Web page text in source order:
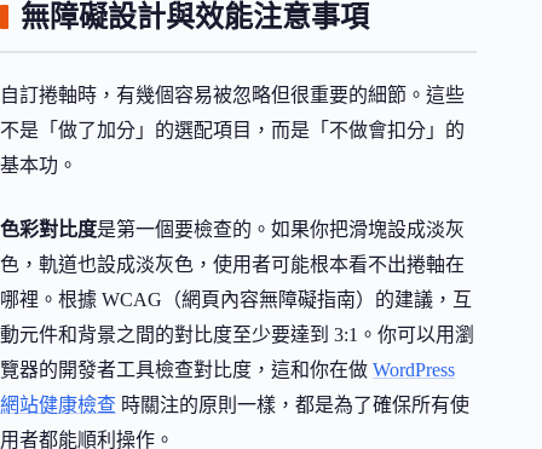
無障礙設計與效能注意事項
自訂捲軸時，有幾個容易被忽略但很重要的細節。這些
不是「做了加分」的選配項目，而是「不做會扣分」的
基本功。
色彩對比度是第一個要檢查的。如果你把滑塊設成淡灰
色，軌道也設成淡灰色，使用者可能根本看不出捲軸在
哪裡。根據 WCAG（網頁內容無障礙指南）的建議，互
動元件和背景之間的對比度至少要達到 3:1。你可以用瀏
覽器的開發者工具檢查對比度，這和你在做 WordPress
網站健康檢查 時關注的原則一樣，都是為了確保所有使
用者都能順利操作。